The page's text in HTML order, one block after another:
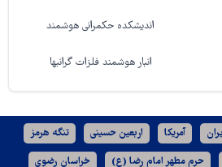
اندیشکده حکمرانی هوشمند
انبار هوشمند فلزات گرانبها
آمریکا اربعین حسینی تنگه هرمز
حرم مطهر امام رضا (ع) خراسان رضوی